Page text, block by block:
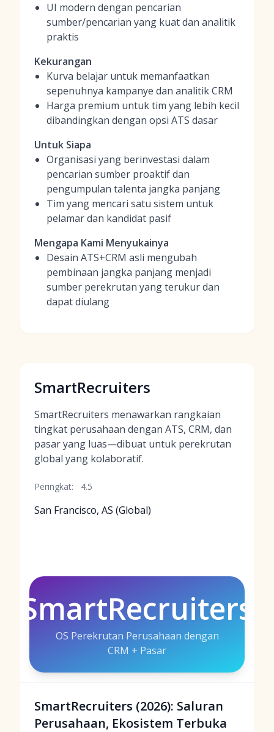
UI modern dengan pencarian
sumber/pencarian yang kuat dan analitik
praktis
Kekurangan
Kurva belajar untuk memanfaatkan
sepenuhnya kampanye dan analitik CRM
Harga premium untuk tim yang lebih kecil
dibandingkan dengan opsi ATS dasar
Untuk Siapa
Organisasi yang berinvestasi dalam
pencarian sumber proaktif dan
pengumpulan talenta jangka panjang
Tim yang mencari satu sistem untuk
pelamar dan kandidat pasif
Mengapa Kami Menyukainya
Desain ATS+CRM asli mengubah
pembinaan jangka panjang menjadi
sumber perekrutan yang terukur dan
dapat diulang
SmartRecruiters
SmartRecruiters menawarkan rangkaian
tingkat perusahaan dengan ATS, CRM, dan
pasar yang luas—dibuat untuk perekrutan
global yang kolaboratif.
Peringkat: 4.5
San Francisco, AS (Global)
SmartRecruiters
OS Perekrutan Perusahaan dengan
CRM + Pasar
SmartRecruiters (2026): Saluran
Perusahaan, Ekosistem Terbuka